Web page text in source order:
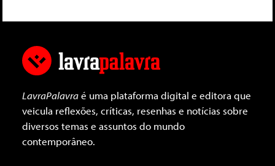
LavraPalavraé uma plataforma digital e editora que
veicula reflexões, críticas, resenhas e notícias sobre
diversos temas e assuntos do mundo
contemporâneo.